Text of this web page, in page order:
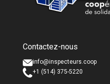
Nom complet *
Courriel *
Nom complet *
Courriel *
Contactez-nous
info@inspecteurs.coop
+1 (514) 375-5220